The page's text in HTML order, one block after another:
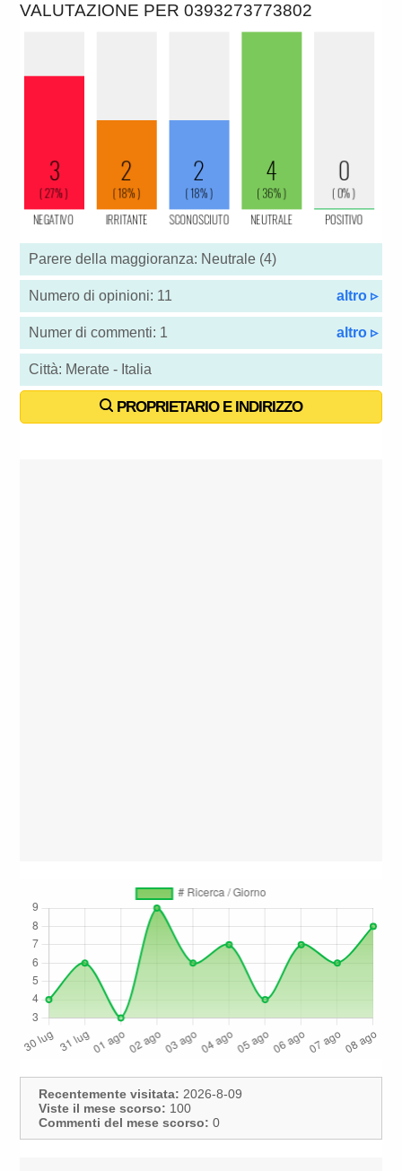
VALUTAZIONE PER 0393273773802
Parere della maggioranza: Neutrale (4)
Numero di opinioni: 11 altro ▹
Numer di commenti: 1 altro ▹
Città: Merate - Italia
PROPRIETARIO E INDIRIZZO
Recentemente visitata: 2026-8-09
Viste il mese scorso: 100
Commenti del mese scorso: 0